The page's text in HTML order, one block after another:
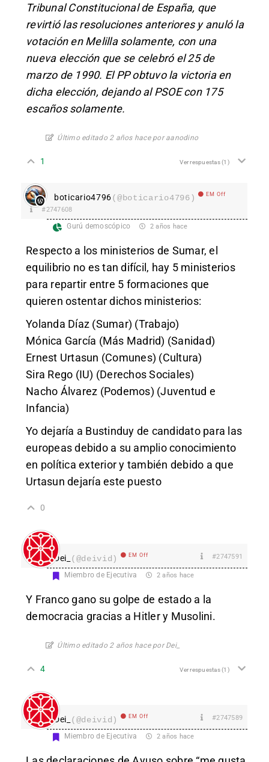
Tribunal Constitucional de España, que
revirtió las resoluciones anteriores y anuló la
votación en Melilla solamente, con una
nueva elección que se celebró el 25 de
marzo de 1990.​ El PP obtuvo la victoria en
dicha elección, dejando al PSOE con 175
escaños solamente.
Último editado 2 años hace por aanodino
1 Ver respuestas(1)
boticario4796(@boticario4796) EM Off
#2747608
Gurú demoscópico 2 años hace
Respecto a los ministerios de Sumar, el
equilibrio no es tan difícil, hay 5 ministerios
para repartir entre 5 formaciones que
quieren ostentar dichos ministerios:
Yolanda Díaz (Sumar) (Trabajo)
Mónica García (Más Madrid) (Sanidad)
Ernest Urtasun (Comunes) (Cultura)
Sira Rego (IU) (Derechos Sociales)
Nacho Álvarez (Podemos) (Juventud e
Infancia)
Yo dejaría a Bustinduy de candidato para las
europeas debido a su amplio conocimiento
en política exterior y también debido a que
Urtasun dejaría este puesto
0
Dei_ (@deivid) EM Off #2747591
Miembro de Ejecutiva 2 años hace
Y Franco gano su golpe de estado a la
democracia gracias a Hitler y Musolini.
Último editado 2 años hace por Dei_
4 Ver respuestas(1)
Dei_ (@deivid) EM Off #2747589
Miembro de Ejecutiva 2 años hace